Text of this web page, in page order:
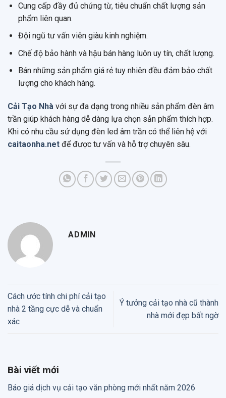
Cung cấp đầy đủ chứng từ, tiêu chuẩn chất lượng sản
phẩm liên quan.
Đội ngũ tư vấn viên giàu kinh nghiệm.
Chế độ bảo hành và hậu bán hàng luôn uy tín, chất lượng.
Bán những sản phẩm giá rẻ tuy nhiên đều đảm bảo chất
lượng cho khách hàng.
Cải Tạo Nhà với sự đa dạng trong nhiều sản phẩm đèn âm
trần giúp khách hàng dễ dàng lựa chọn sản phẩm thích hợp.
Khi có nhu cầu sử dụng đèn led âm trần có thể liên hệ với
caitaonha.net để được tư vấn và hỗ trợ chuyên sâu.
ADMIN
Cách ước tính chi phí cải tạo
nhà 2 tầng cực dễ và chuẩn
xác
Ý tưởng cải tạo nhà cũ thành
nhà mới đẹp bất ngờ
Bài viết mới
Báo giá dịch vụ cải tạo văn phòng mới nhất năm 2026